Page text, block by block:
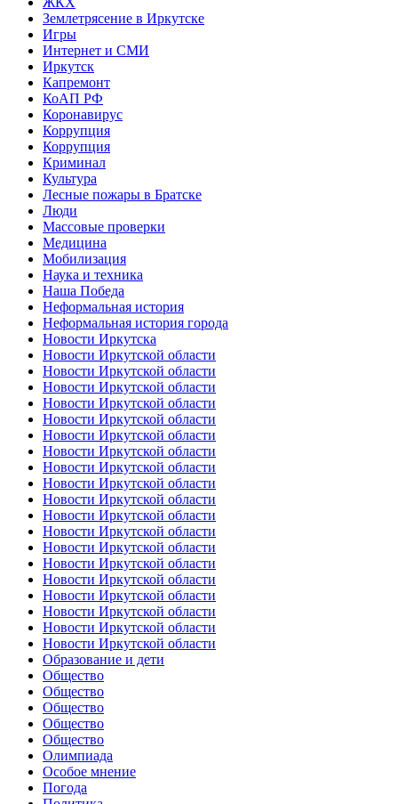
Землетрясение в Иркутске
Игры
Интернет и СМИ
Иркутск
Капремонт
КоАП РФ
Коронавирус
Коррупция
Коррупция
Криминал
Культура
Лесные пожары в Братске
Люди
Массовые проверки
Медицина
Мобилизация
Наука и техника
Наша Победа
Неформальная история
Неформальная история города
Новости Иркутска
Новости Иркутской области
Новости Иркутской области
Новости Иркутской области
Новости Иркутской области
Новости Иркутской области
Новости Иркутской области
Новости Иркутской области
Новости Иркутской области
Новости Иркутской области
Новости Иркутской области
Новости Иркутской области
Новости Иркутской области
Новости Иркутской области
Новости Иркутской области
Новости Иркутской области
Новости Иркутской области
Новости Иркутской области
Новости Иркутской области
Новости Иркутской области
Образование и дети
Общество
Общество
Общество
Общество
Общество
Олимпиада
Особое мнение
Погода